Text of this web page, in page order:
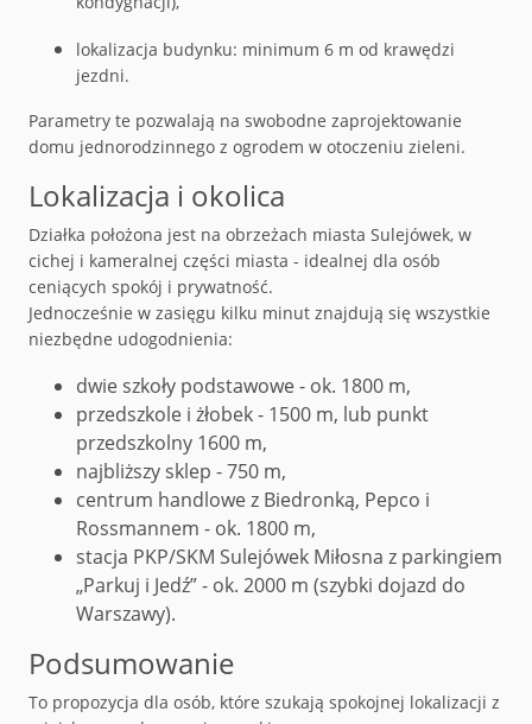
lokalizacja budynku: minimum 6 m od krawędzi
jezdni.
Parametry te pozwalają na swobodne zaprojektowanie
domu jednorodzinnego z ogrodem w otoczeniu zieleni.
Lokalizacja i okolica
Działka położona jest na obrzeżach miasta Sulejówek, w
cichej i kameralnej części miasta - idealnej dla osób
ceniących spokój i prywatność.
Jednocześnie w zasięgu kilku minut znajdują się wszystkie
niezbędne udogodnienia:
dwie szkoły podstawowe - ok. 1800 m,
przedszkole i żłobek - 1500 m, lub punkt
przedszkolny 1600 m,
najbliższy sklep -750 m,
centrum handlowe z Biedronką, Pepco i
Rossmannem - ok. 1800 m,
stacja PKP/SKM Sulejówek Miłosna z parkingiem
„Parkuj i Jedź” - ok. 2000 m (szybki dojazd do
Warszawy).
Podsumowanie
To propozycja dla osób, które szukają spokojnej lokalizacji z